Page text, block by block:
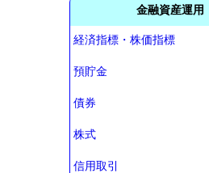
金融資産運用
経済指標・株価指標
預貯金
債券
株式
信用取引